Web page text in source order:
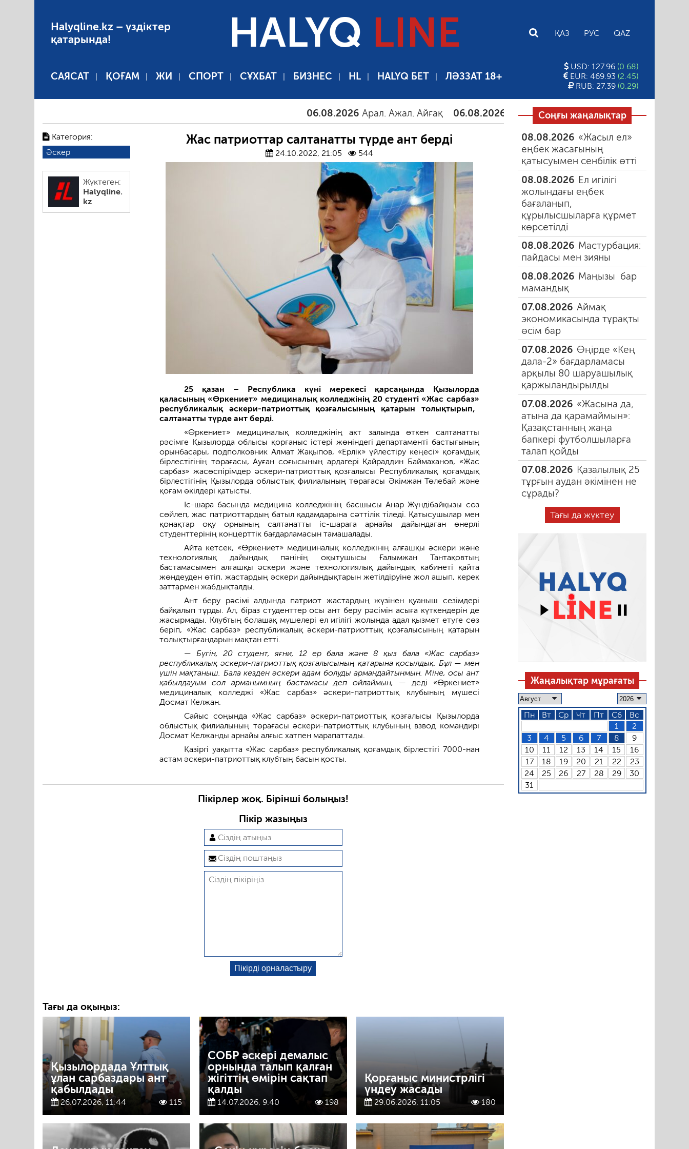
Halyqline.kz – үздіктер
қатарында!
HALYQ LINE ҚАЗ РУС QAZ
САЯСАТ ҚОҒАМ ЖИ СПОРТ СҰХБАТ БИЗНЕС HL HALYQ БЕТ ЛӘЗЗАТ 18+
USD: 127.96 (0.68)
EUR: 469.93 (2.45)
RUB: 27.39 (0.29)
06.08.2026 Арал. Ажал. Айғақ 06.08.2026 Тамыздағы таңғы түтін 06.08.2026
Категория:
Әскер
Жүктеген:
Halyqline.
kz
Жас патриоттар салтанатты түрде ант берді
24.10.2022, 21:05 544
25 қазан – Республика күні мерекесі қарсаңында Қызылорда
қаласының «Өркениет» медициналық колледжінің 20 студенті «Жас сарбаз»
республикалық әскери-патриоттық қозғалысының қатарын толықтырып,
салтанатты түрде ант берді.
«Өркениет» медициналық колледжінің акт залында өткен салтанатты
рәсімге Қызылорда облысы қорғаныс істері жөніндегі департаменті бастығының
орынбасары, подполковник Алмат Жақыпов, «Ерлік» үйлестіру кеңесі» қоғамдық
бірлестігінің төрағасы, Ауған соғысының ардагері Қайраддин Баймаханов, «Жас
сарбаз» жасөспірімдер әскери-патриоттық қозғалысы Республикалық қоғамдық
бірлестігінің Қызылорда облыстық филиалының төрағасы Әкімжан Төлебай және
қоғам өкілдері қатысты.
Іс-шара басында медицина колледжінің басшысы Анар Жүндібайқызы сөз
сөйлеп, жас патриоттардың батыл қадамдарына сәттілік тіледі. Қатысушылар мен
қонақтар оқу орнының салтанатты іс-шараға арнайы дайындаған өнерлі
студенттерінің концерттік бағдарламасын тамашалады.
Айта кетсек, «Өркениет» медициналық колледжінің алғашқы әскери және
технологиялық дайындық пәнінің оқытушысы Ғалымжан Тантақовтың
бастамасымен алғашқы әскери және технологиялық дайындық кабинеті қайта
жөндеуден өтіп, жастардың әскери дайындықтарын жетілдіруіне жол ашып, керек
заттармен жабдықталды.
Ант беру рәсімі алдында патриот жастардың жүзінен қуаныш сезімдері
байқалып тұрды. Ал, біраз студенттер осы ант беру рәсімін асыға күткендерін де
жасырмады. Клубтың болашақ мүшелері ел игілігі жолында адал қызмет етуге сөз
беріп, «Жас сарбаз» республикалық әскери-патриоттық қозғалысының қатарын
толықтырғандарын мақтан етті.
— Бүгін, 20 студент, яғни, 12 ер бала және 8 қыз бала «Жас сарбаз»
республикалық әскери-патриоттық қозғалысының қатарына қосылдық. Бұл — мен
үшін мақтаныш. Бала кезден әскери адам болуды армандайтынмын. Міне, осы ант
қабылдауым сол арманымның бастамасы деп ойлаймын,
— деді «Өркениет»
медициналық колледжі «Жас сарбаз» әскери-патриоттық клубының мүшесі
Досмат Келжан.
Сайыс соңында «Жас сарбаз» әскери-патриоттық қозғалысы Қызылорда
облыстық филиалының төрағасы әскери-патриоттық клубының взвод командирі
Досмат Келжанды арнайы алғыс хатпен марапаттады.
Қазіргі уақытта «Жас сарбаз» республикалық қоғамдық бірлестігі 7000-нан
астам әскери-патриоттық клубтың басын қосты.
Пікірлер жоқ. Бірінші болыңыз!
Пікір жазыңыз
Тағы да оқыңыз:
Қызылордада Ұлттық
ұлан сарбаздары ант
қабылдады
26.07.2026, 11:44 115
СОБР әскері демалыс
орнында талып қалған
жігіттің өмірін сақтап
қалды
14.07.2026, 9:40 198
Қорғаныс министрлігі
үндеу жасады
29.06.2026, 11:05 180
Соңғы жаңалықтар
08.08.2026 «Жасыл ел»
еңбек жасағының
қатысуымен сенбілік өтті
08.08.2026 Ел игілігі
жолындағы еңбек
бағаланып,
құрылысшыларға құрмет
көрсетілді
08.08.2026 Мастурбация:
пайдасы мен зияны
08.08.2026 Маңызы бар
мамандық
07.08.2026 Аймақ
экономикасында тұрақты
өсім бар
07.08.2026 Өңірде «Кең
дала-2» бағдарламасы
арқылы 80 шаруашылық
қаржыландырылды
07.08.2026 «Жасына да,
атына да қарамаймын»:
Қазақстанның жаңа
бапкері футболшыларға
талап қойды
07.08.2026 Қазалылық 25
тұрғын аудан әкімінен не
сұрады?
Тағы да жүктеу
Жаңалықтар мұрағаты
Пн Вт Ср Чт Пт Сб
Вс
1
2
3
4 5 6 7 8
9
10
11 12 13 14 15
16
17
18 19 20 21 22
23
24
25 26 27 28 29
30
31